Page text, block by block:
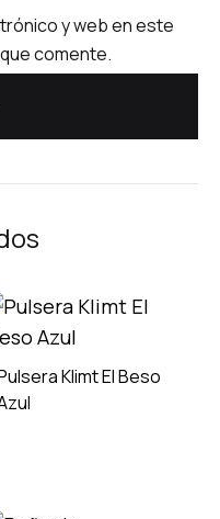
y web en este
comente.
Klimt El Beso